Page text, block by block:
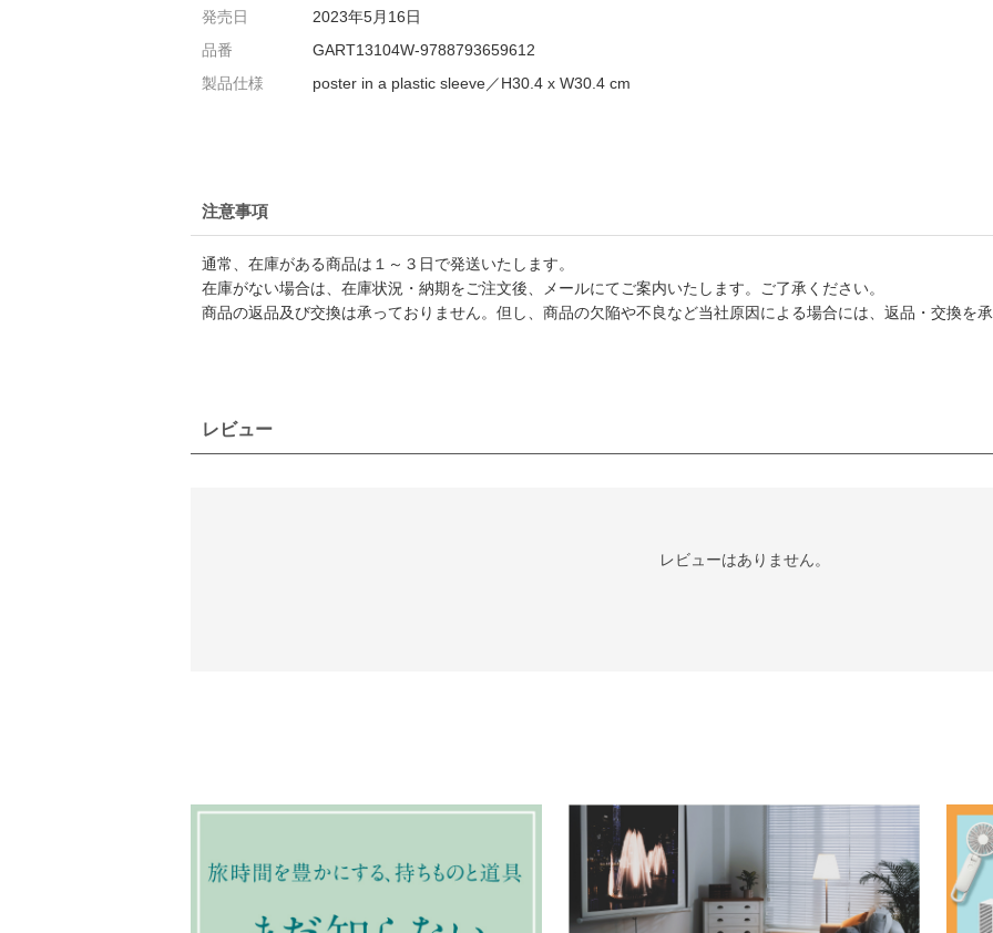
発売日
2023年5月16日
品番
GART13104W-9788793659612
製品仕様
poster in a plastic sleeve／H30.4 x W30.4 cm
注意事項
通常、在庫がある商品は１～３日で発送いたします。
在庫がない場合は、在庫状況・納期をご注文後、メールにてご案内いたします。ご了承ください。
商品の返品及び交換は承っておりません。但し、商品の欠陥や不良など当社原因による場合には、返品・交換を
レビュー
レビューはありません。